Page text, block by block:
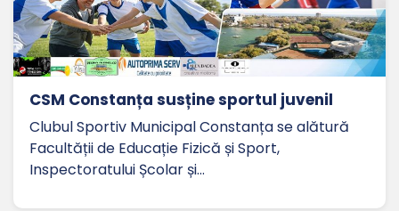
CSM Constanța susține sportul juvenil
Clubul Sportiv Municipal Constanța se alătură
Facultății de Educație Fizică și Sport,
Inspectoratului Școlar și…